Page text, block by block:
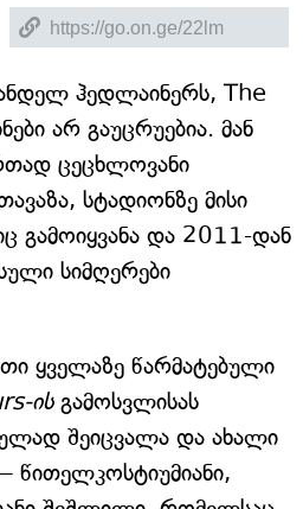
ჰედლაინერს, The
არ გაუცრუებია. მან
ცეცხლოვანი
სტადიონზე მისი
გამოიყვანა და 2011-დან
სიმღერები
ყველაზე წარმატებული
ისგამოსვლისას
შეიცვალა და ახალი
წითელკოსტიუმიანი,